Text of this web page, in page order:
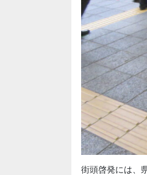
街頭啓発には、